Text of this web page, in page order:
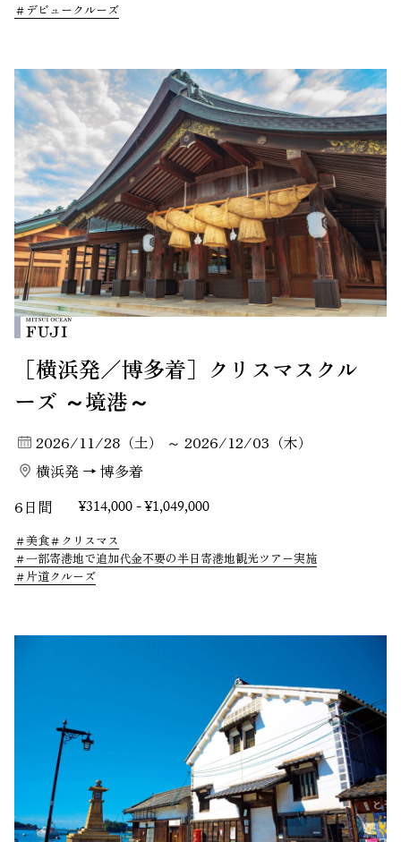
デビュークルーズ
［横浜発／博多着］クリスマスクル
ーズ ～境港～
2026/11/28（土） ～ 2026/12/03（木）
横浜発 → 博多着
6日間
¥314,000 - ¥1,049,000
美食
クリスマス
一部寄港地で追加代金不要の半日寄港地観光ツアー実施
片道クルーズ